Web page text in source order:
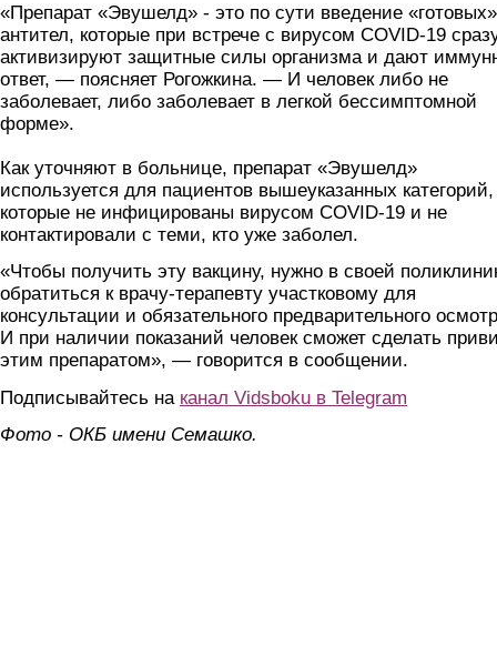
«Препарат «Эвушелд» - это по сути введение «готовых»
антител, которые при встрече с вирусом COVID-19
активизируют защитные силы организма и дают
ответ, — поясняет Рогожкина. — И человек либо не
заболевает, либо заболевает в легкой бессимптомной
форме».
Как уточняют в больнице, препарат «Эвушелд»
используется для пациентов вышеуказанных категорий,
которые не инфицированы вирусом COVID-19 и не
контактировали с теми, кто уже заболел.
«Чтобы получить эту вакцину, нужно в своей
обратиться к врачу-терапевту участковому для
консультации и обязательного предварительного
И при наличии показаний человек сможет сделать
этим препаратом», — говорится в сообщении.
Подписывайтесь на канал Vidsboku в Telegram
Фото - ОКБ имени Семашко.